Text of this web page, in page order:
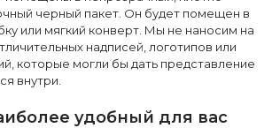
черный пакет. Он будет помещен в
или мягкий конверт. Мы не наносим на
надписей, логотипов или
которые могли бы дать представление
внутри.
удобный для вас